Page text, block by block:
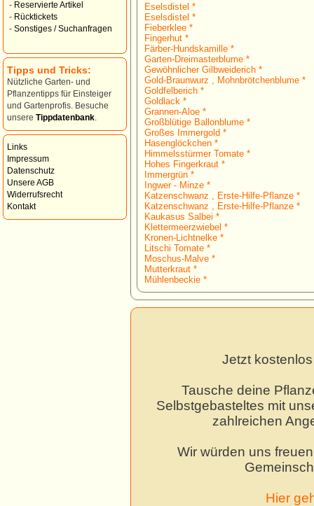
- Reservierte Artikel
- Rücktickets
- Sonstiges / Suchanfragen
Tipps und Tricks:
Nützliche Garten- und
Pflanzentipps für Einsteiger
und Gartenprofis. Besuche
unsere Tippdatenbank
Links
Impressum
Datenschutz
Unsere AGB
Widerrufsrecht
Kontakt
Eselsdistel *
Eselsdistel *
Fieberklee *
Fingerhut *
Färber-Hundskamille *
Garten-Dreimasterblume *
Gewöhnlicher Gilbweiderich *
Gold-Braunwurz , Mohnbrötchenblume *
Goldfelberich *
Goldlack *
Grannen-Aloe *
Großblütige Ballonblume *
Großes Immergold *
Hasenglöckchen *
Himmelsstürmer Tomate *
Hohes Fingerkraut *
Immergrün *
Ingwer - Minze *
Katzenschwanz , Erste-Hilfe-Pflanze *
Katzenschwanz , Erste-Hilfe-Pflanze *
Kaukasus Salbei *
Klettermeerzwiebel *
Kronen-Lichtnelke *
Litschi Tomate *
Moschus-Malve *
Mutterkraut *
Mühlenbeckie *
Jetzt
Tausche deine
Selbstgebasteltes mit
zahlreichen
Wir würden uns
Hier